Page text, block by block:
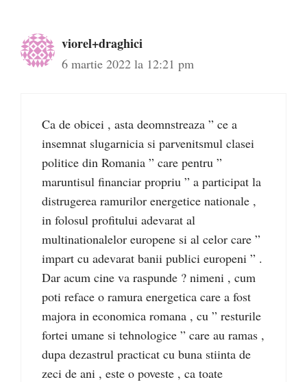
viorel+draghici
6 martie 2022 la 12:21 pm
Ca de obicei , asta deomnstreaza ” ce a
insemnat slugarnicia si parvenitsmul clasei
politice din Romania ” care pentru ”
maruntisul financiar propriu ” a participat la
distrugerea ramurilor energetice nationale ,
in folosul profitului adevarat al
multinationalelor europene si al celor care ”
impart cu adevarat banii publici europeni ” .
Dar acum cine va raspunde ? nimeni , cum
poti reface o ramura energetica care a fost
majora in economica romana , cu ” resturile
fortei umane si tehnologice ” care au ramas ,
dupa dezastrul practicat cu buna stiinta de
zeci de ani , este o poveste , ca toate